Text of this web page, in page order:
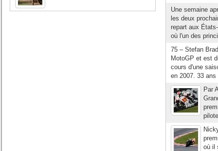
Une semaine
les deux
repart aux
où l'un des
75 – Stefan
MotoGP et est
cours d'une
en 2007. 33
Par
où il